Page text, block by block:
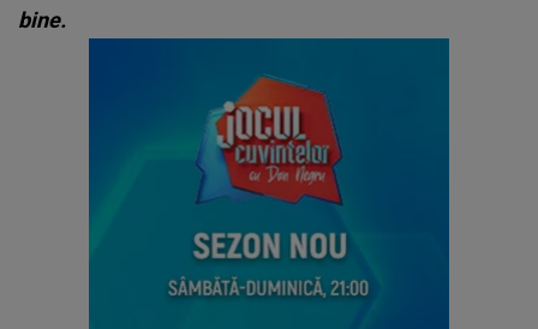
bine.